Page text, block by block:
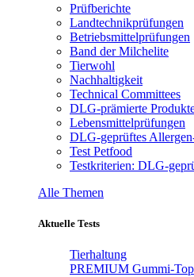
Prüfberichte
Landtechnikprüfungen
Betriebsmittelprüfungen
Band der Milchelite
Tierwohl
Nachhaltigkeit
Technical Committees
DLG-prämierte
Lebensmittelprüfungen
DLG-geprüftes
Test Petfood
Testkriterien: DLG-
Alle Themen
Aktuelle Tests
Tierhaltung
PREMIUM Gummi-